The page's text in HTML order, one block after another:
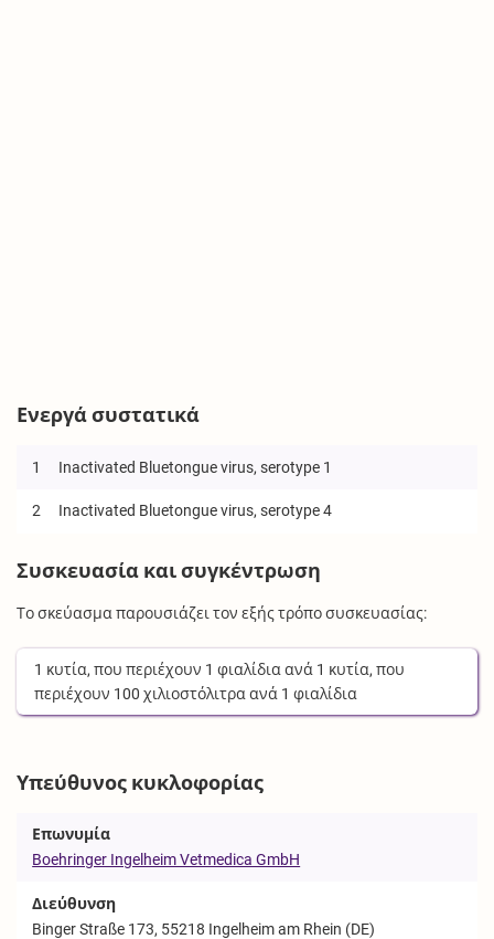
Ενεργά συστατικά
1 Inactivated Bluetongue virus, serotype 1
2 Inactivated Bluetongue virus, serotype 4
Συσκευασία και συγκέντρωση
Το σκεύασμα παρουσιάζει τον εξής τρόπο συσκευασίας:
1 κυτία, που περιέχουν 1 φιαλίδια ανά 1 κυτία, που
περιέχουν 100 χιλιοστόλιτρα ανά 1 φιαλίδια
Υπεύθυνος κυκλοφορίας
Επωνυμία
Boehringer Ingelheim Vetmedica GmbH
Διεύθυνση
Binger Straße 173, 55218 Ingelheim am Rhein (DE)